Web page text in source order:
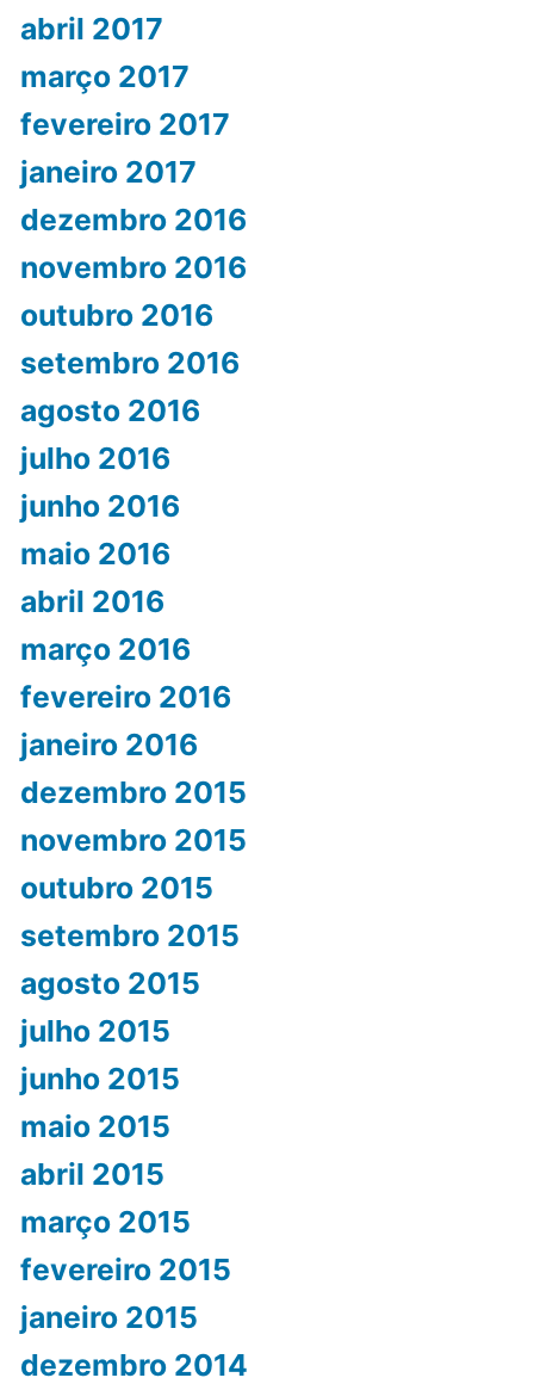
abril 2017
março 2017
fevereiro 2017
janeiro 2017
dezembro 2016
novembro 2016
outubro 2016
setembro 2016
agosto 2016
julho 2016
junho 2016
maio 2016
abril 2016
março 2016
fevereiro 2016
janeiro 2016
dezembro 2015
novembro 2015
outubro 2015
setembro 2015
agosto 2015
julho 2015
junho 2015
maio 2015
abril 2015
março 2015
fevereiro 2015
janeiro 2015
dezembro 2014